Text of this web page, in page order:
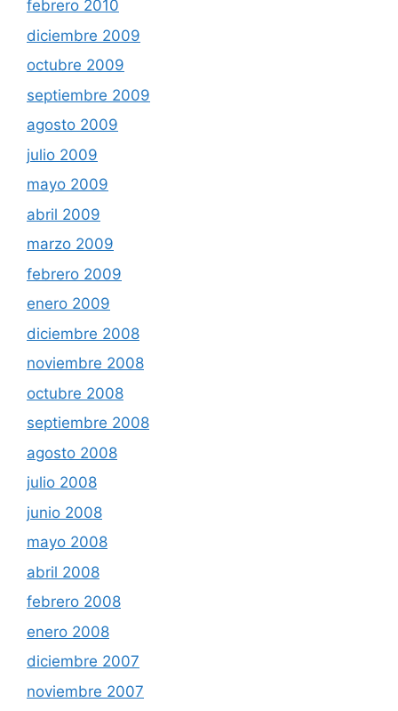
febrero 2010
diciembre 2009
octubre 2009
septiembre 2009
agosto 2009
julio 2009
mayo 2009
abril 2009
marzo 2009
febrero 2009
enero 2009
diciembre 2008
noviembre 2008
octubre 2008
septiembre 2008
agosto 2008
julio 2008
junio 2008
mayo 2008
abril 2008
febrero 2008
enero 2008
diciembre 2007
noviembre 2007